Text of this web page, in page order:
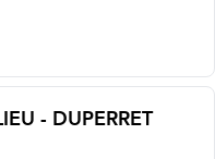
- DUPERRET